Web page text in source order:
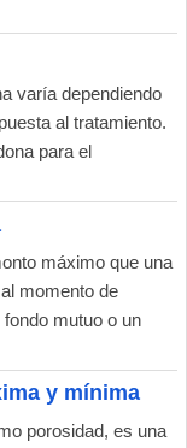
varía dependiendo
al tratamiento.
para el
máximo que una
momento de
mutuo o un
y mínima
porosidad, es una